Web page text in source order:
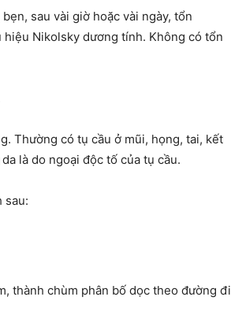
sau vài giờ hoặc vài ngày, tổn
Nikolsky dương tính. Không có tổn
Thường có tụ cầu ở mũi, họng, tai, kết
là do ngoại độc tố của tụ cầu.
sau:
thành chùm phân bố dọc theo đường đi